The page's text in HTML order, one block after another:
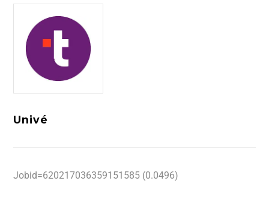
Univé
Jobid=620217036359151585 (0.0496)